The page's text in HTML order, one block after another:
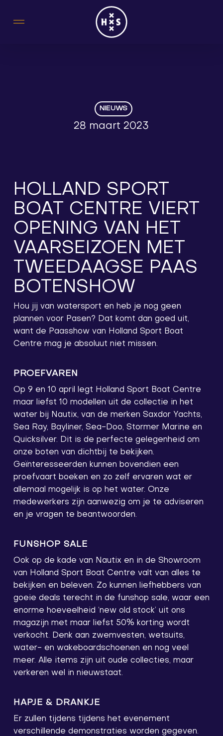
NIEUWS
28 maart 2023
HOLLAND SPORT
BOAT CENTRE VIERT
OPENING VAN HET
VAARSEIZOEN MET
TWEEDAAGSE PAAS
BOTENSHOW
Hou jij van watersport en heb je nog geen
plannen voor Pasen? Dat komt dan goed uit,
want de Paasshow van Holland Sport Boat
Centre mag je absoluut niet missen.
PROEFVAREN
Op 9 en 10 april legt Holland Sport Boat Centre
maar liefst 10 modellen uit de collectie in het
water bij Nautix, van de merken Saxdor Yachts,
Sea Ray, Bayliner, Sea-Doo, Stormer Marine en
Quicksilver. Dit is de perfecte gelegenheid om
onze boten van dichtbij te bekijken.
Geïnteresseerden kunnen bovendien een
proefvaart boeken en zo zelf ervaren wat er
allemaal mogelijk is op het water. Onze
medewerkers zijn aanwezig om je te adviseren
en je vragen te beantwoorden.
FUNSHOP SALE
Ook op de kade van Nautix en in de Showroom
van Holland Sport Boat Centre valt van alles te
bekijken en beleven. Zo kunnen liefhebbers van
goeie deals terecht in de funshop sale, waar een
enorme hoeveelheid ‘new old stock’ uit ons
magazijn met maar liefst 50% korting wordt
verkocht. Denk aan zwemvesten, wetsuits,
water- en wakeboardschoenen en nog veel
meer. Alle items zijn uit oude collecties, maar
verkeren wel in nieuwstaat.
HAPJE & DRANKJE
Er zullen tijdens tijdens het evenement
verschillende demonstraties worden gegeven.